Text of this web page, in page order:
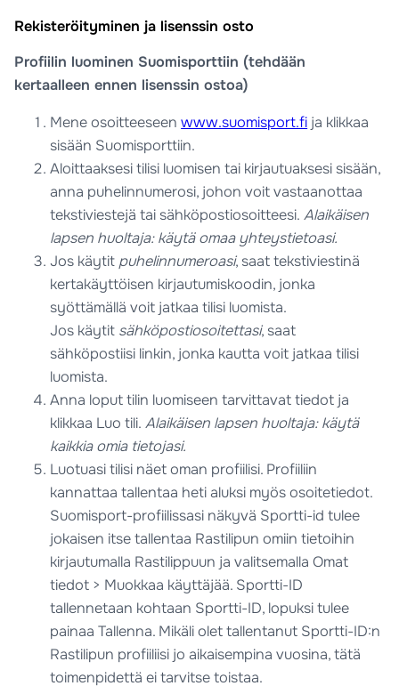
Rekisteröityminen ja lisenssin osto
Profiilin luominen Suomisporttiin (tehdään
kertaalleen ennen lisenssin ostoa)
Mene osoitteeseenwww.suomisport.fi ja klikkaa
sisään Suomisporttiin.
Aloittaaksesi tilisi luomisen tai kirjautuaksesi sisään,
anna puhelinnumerosi, johon voit vastaanottaa
tekstiviestejä tai sähköpostiosoitteesi.Alaikäisen
lapsen huoltaja: käytä omaa yhteystietoasi.
Jos käytit puhelinnumeroasi, saat tekstiviestinä
kertakäyttöisen kirjautumiskoodin, jonka
syöttämällä voit jatkaa tilisi luomista.
Jos käytit sähköpostiosoitettasi, saat
sähköpostiisi linkin, jonka kautta voit jatkaa tilisi
luomista.
Anna loput tilin luomiseen tarvittavat tiedot ja
klikkaa Luo tili.Alaikäisen lapsen huoltaja: käytä
kaikkia omia tietojasi.
Luotuasi tilisi näet oman profiilisi. Profiiliin
kannattaa tallentaa heti aluksi myös osoitetiedot.
Suomisport-profiilissasi näkyvä Sportti-id tulee
jokaisen itse tallentaa Rastilipun omiin tietoihin
kirjautumalla Rastilippuun ja valitsemalla Omat
tiedot > Muokkaa käyttäjää. Sportti-ID
tallennetaan kohtaan Sportti-ID, lopuksi tulee
painaa Tallenna. Mikäli olet tallentanut Sportti-ID:n
Rastilipun profiiliisi jo aikaisempina vuosina, tätä
toimenpidettä ei tarvitse toistaa.